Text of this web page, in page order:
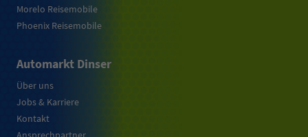
Morelo Reisemobile
Phoenix Reisemobile
Automarkt Dinser
Über uns
Jobs & Karriere
Kontakt